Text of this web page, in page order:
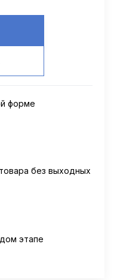
форме
без выходных
этапе